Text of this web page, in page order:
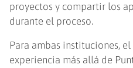
proyectos y compartir los
durante el proceso.
Para ambas instituciones,
experiencia más allá de